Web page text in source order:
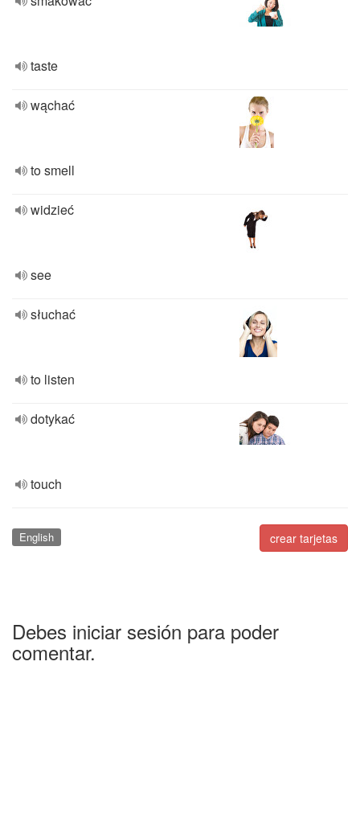
taste
wąchać
to smell
widzieć
see
słuchać
to listen
dotykać
touch
crear tarjetas
English
Debes iniciar sesión para poder
comentar.